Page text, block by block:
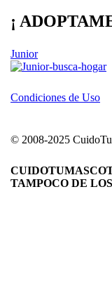
¡
Junior
Condiciones de Uso
© 2008-2025
TAMPOCO DE